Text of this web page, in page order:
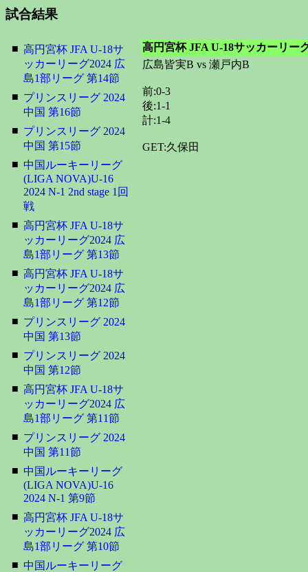
試合結果
■ 高円宮杯 JFA U-18サ
ッカーリーグ2024 広
島1部リーグ 第14節
■ プリンスリーグ 2024
中国 第16節
■ プリンスリーグ 2024
中国 第15節
■ 中国ルーキーリーグ
(LIGA NOVA)U-16
2024 N-1 2nd stage 1回
戦
■ 高円宮杯 JFA U-18サ
ッカーリーグ2024 広
島1部リーグ 第13節
■ 高円宮杯 JFA U-18サ
ッカーリーグ2024 広
島1部リーグ 第12節
■ プリンスリーグ 2024
中国 第13節
■ プリンスリーグ 2024
中国 第12節
■ 高円宮杯 JFA U-18サ
ッカーリーグ2024 広
島1部リーグ 第11節
■ プリンスリーグ 2024
中国 第11節
■ 中国ルーキーリーグ
(LIGA NOVA)U-16
2024 N-1 第9節
■ 高円宮杯 JFA U-18サ
ッカーリーグ2024 広
島1部リーグ 第10節
■ 中国ルーキーリーグ
高円宮杯 JFA U-18サッカーリー
広島皆実B vs 瀬戸内B
前:0-3
後:1-1
計:1-4
GET:久保田